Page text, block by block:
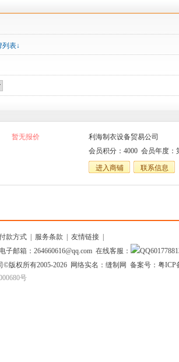
列表↓
暂无报价
利海制衣设备贸易公司
会员积分：4000 会员年度：
进入商铺 联系信息
款方式 服务条款 友情链接
子邮箱：264660616@qq.com 在线客服：
©版权所有2005-2026 网络实名：缝制网 备案号： 粤ICP
号